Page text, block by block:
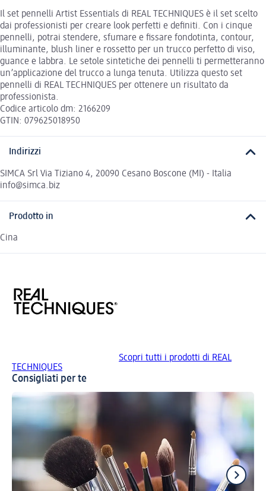
Il set pennelli Artist Essentials di REAL TECHNIQUES è il set scelto
dai professionisti per creare look perfetti e definiti. Con i cinque
pennelli, potrai stendere, sfumare e fissare fondotinta, contour,
illuminante, blush liner e rossetto per un trucco perfetto di viso,
guance e labbra. Le setole sintetiche dei pennelli ti permetteranno
un’applicazione del trucco a lunga tenuta. Utilizza questo set
pennelli di REAL TECHNIQUES per ottenere un risultato da
professionista.
Codice articolo dm: 2166209
GTIN: 079625018950
Indirizzi
SIMCA Srl Via Tiziano 4, 20090 Cesano Boscone (MI) - Italia
info@simca.biz
Prodotto in
Cina
Scopri tutti i prodotti di REAL
TECHNIQUES
Consigliati per te